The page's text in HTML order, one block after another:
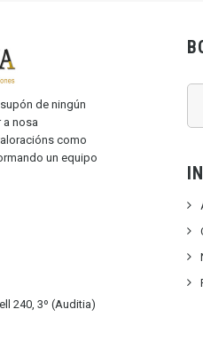
de ningún
nosa
como
un equipo
240, 3º (Auditia)